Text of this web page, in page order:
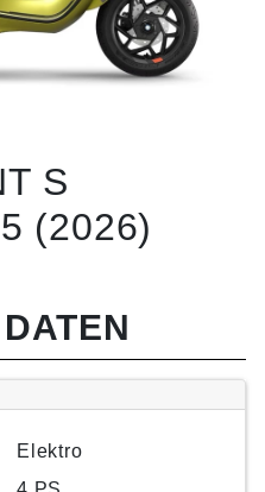
S
(2026)
Elektro